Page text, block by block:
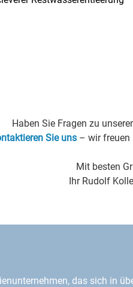
Haben Sie Fragen zu
Sie uns– wir freuen
Mit besten
Ihr Rudolf
das sich in